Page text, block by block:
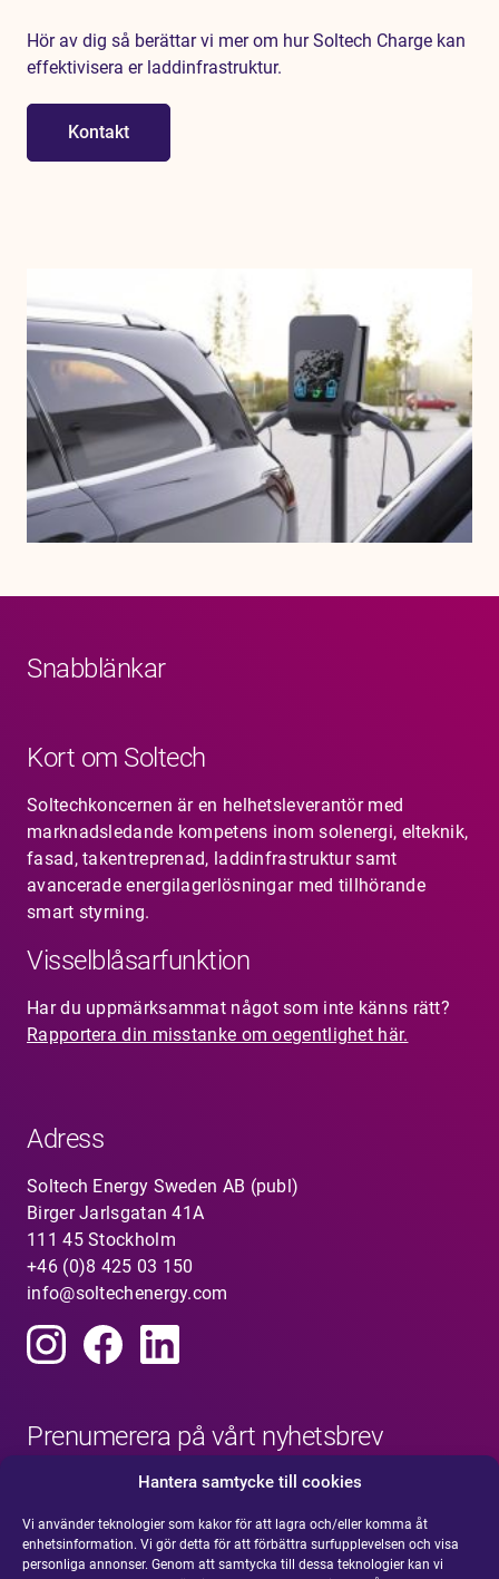
Hantera samtycke till cookies
Vi använder teknologier som kakor för att lagra och/eller komma åt
enhetsinformation. Vi gör detta för att förbättra surfupplevelsen och visa
personliga annonser. Genom att samtycka till dessa teknologier kan vi
Hör av dig så berättar vi mer om hur Soltech Charge kan
effektivisera er laddinfrastruktur.
Kontakt
Snabblänkar
Kort om Soltech
Soltechkoncernen är en helhetsleverantör med
marknadsledande kompetens inom solenergi, elteknik,
fasad, takentreprenad, laddinfrastruktur samt
avancerade energilagerlösningar med tillhörande
smart styrning.
Visselblåsarfunktion
Har du uppmärksammat något som inte känns rätt?
Rapportera din misstanke om oegentlighet här.
Adress
Soltech Energy Sweden AB (publ)
Birger Jarlsgatan 41A
111 45 Stockholm
+46 (0)8 425 03 150
info@soltechenergy.com
Prenumerera på vårt nyhetsbrev